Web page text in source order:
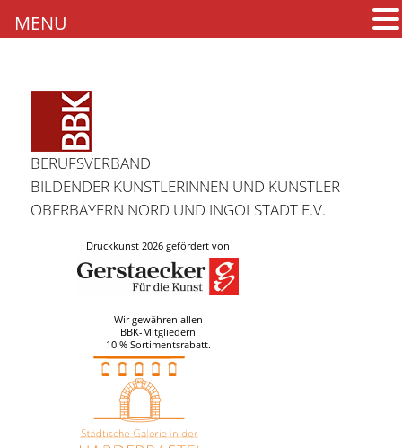
BERUFSVERBAND
BILDENDER KÜNSTLERINNEN UND KÜNSTLER
OBERBAYERN NORD UND INGOLSTADT E.V.
Druckkunst 2026 gefördert von
Wir gewähren allen
BBK-Mitgliedern
10 % Sortimentsrabatt.
MENU